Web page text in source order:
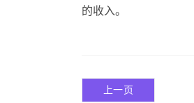
的收入。
上一页